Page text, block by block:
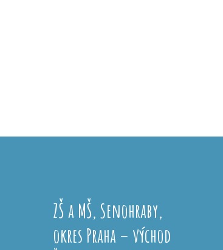
ZŠ a MŠ, Senohraby,
okres Praha – východ